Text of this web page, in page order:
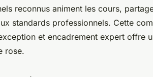
reconnus animent les cours,
standards professionnels. Cette
et encadrement expert offre
rose.